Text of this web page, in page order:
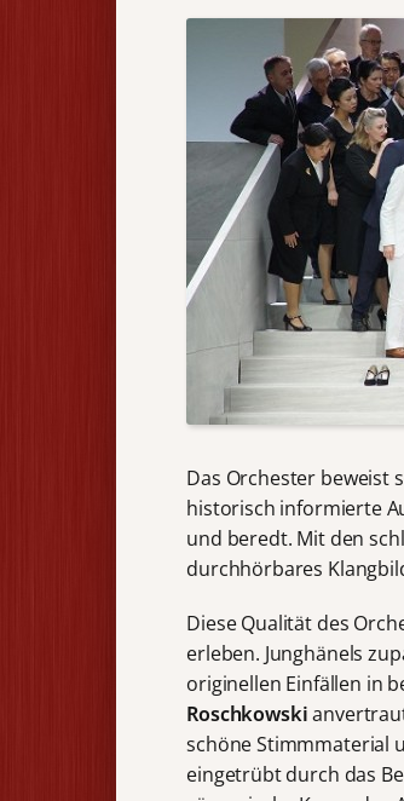
Das Orchester beweist
historisch informierte
und beredt. Mit den
durchhörbares
Diese Qualität des
erleben. Junghänels
originellen Einfällen in
Roschkowski
schöne Stimmmaterial
eingetrübt durch das